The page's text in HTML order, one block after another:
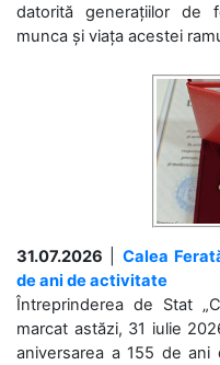
datorită generațiilor de
munca și viața acestei
31.07.2026
Calea
de ani de activitate
Întreprinderea de Stat
marcat astăzi, 31 iulie
aniversarea a 155 de